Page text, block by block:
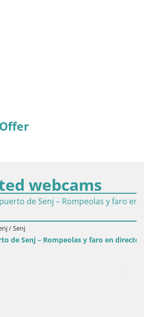
webcams
– Rompeolas y faro en directo